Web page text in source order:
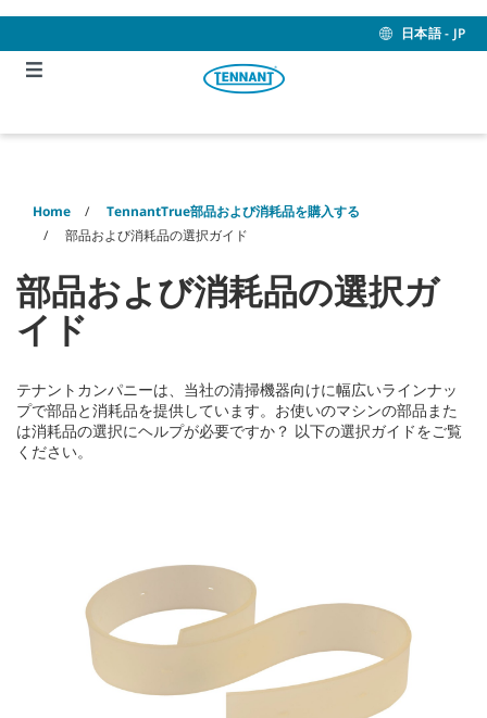
content
navigation
menu
日本語 - JP
Home
TennantTrue部品および消耗品を購入する
部品および消耗品の選択ガイド
部品および消耗品の選択ガ
イド
テナントカンパニーは、当社の清掃機器向けに幅広いラインナッ
プで部品と消耗品を提供しています。お使いのマシンの部品また
は消耗品の選択にヘルプが必要ですか？ 以下の選択ガイドをご覧
ください。